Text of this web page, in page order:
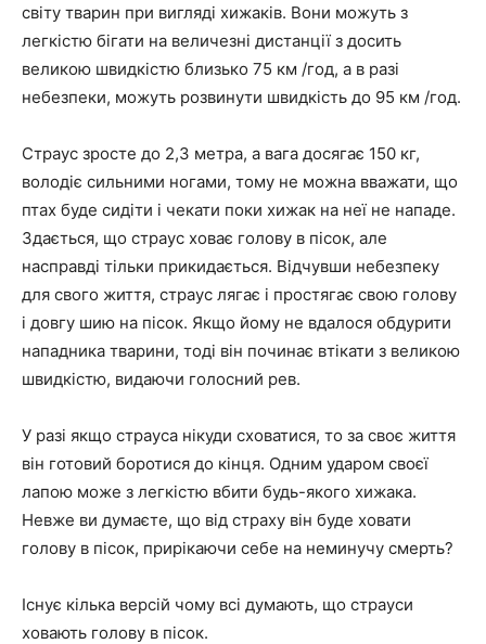
світу тварин при вигляді хижаків. Вони можуть з
легкістю бігати на величезні дистанції з досить
великою швидкістю близько 75 км /год, а в разі
небезпеки, можуть розвинути швидкість до 95 км /год.
Страус зросте до 2,3 метра, а вага досягає 150 кг,
володіє сильними ногами, тому не можна вважати, що
птах буде сидіти і чекати поки хижак на неї не нападе.
Здається, що страус ховає голову в пісок, але
насправді тільки прикидається. Відчувши небезпеку
для свого життя, страус лягає і простягає свою голову
і довгу шию на пісок. Якщо йому не вдалося обдурити
нападника тварини, тоді він починає втікати з великою
швидкістю, видаючи голосний рев.
У разі якщо страуса нікуди сховатися, то за своє життя
він готовий боротися до кінця. Одним ударом своєї
лапою може з легкістю вбити будь-якого хижака.
Невже ви думаєте, що від страху він буде ховати
голову в пісок, прирікаючи себе на неминучу смерть?
Існує кілька версій чому всі думають, що страуси
ховають голову в пісок.